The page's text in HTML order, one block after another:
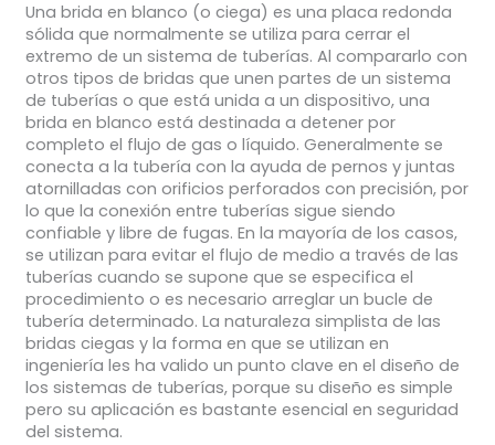
Una brida en blanco (o ciega) es una placa redonda
sólida que normalmente se utiliza para cerrar el
extremo de un sistema de tuberías. Al compararlo con
otros tipos de bridas que unen partes de un sistema
de tuberías o que está unida a un dispositivo, una
brida en blanco está destinada a detener por
completo el flujo de gas o líquido. Generalmente se
conecta a la tubería con la ayuda de pernos y juntas
atornilladas con orificios perforados con precisión, por
lo que la conexión entre tuberías sigue siendo
confiable y libre de fugas. En la mayoría de los casos,
se utilizan para evitar el flujo de medio a través de las
tuberías cuando se supone que se especifica el
procedimiento o es necesario arreglar un bucle de
tubería determinado. La naturaleza simplista de las
bridas ciegas y la forma en que se utilizan en
ingeniería les ha valido un punto clave en el diseño de
los sistemas de tuberías, porque su diseño es simple
pero su aplicación es bastante esencial en seguridad
del sistema.